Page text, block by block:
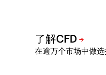
在逾万个市场中做选